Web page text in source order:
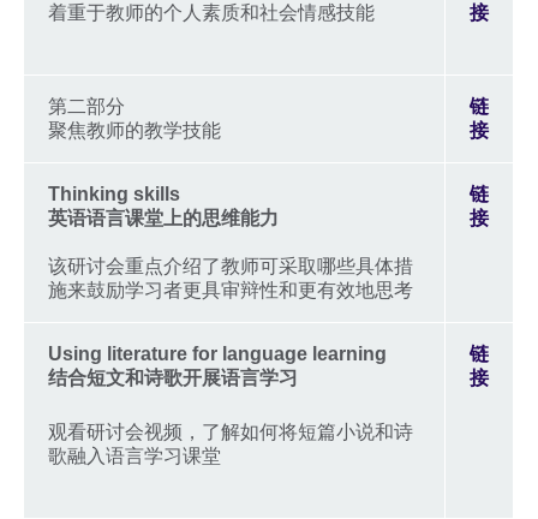
着重于教师的个人素质和社会情感技能
接
第二部分
聚焦教师的教学技能
链
接
Thinking skills
英语语言课堂上的思维能力
该研讨会重点介绍了教师可采取哪些具体措
施来鼓励学习者更具审辩性和更有效地思考
链
接
Using literature for language learning
结合短文和诗歌开展语言学习
观看研讨会视频，了解如何将短篇小说和诗
歌融入语言学习课堂
链
接